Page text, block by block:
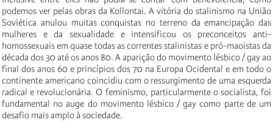
podemos ver pelas obras da Kollontai. A vitória do stalinismo na União
Soviética anulou muitas conquistas no terreno da emancipação das
mulheres e da sexualidade e intensificou os preconceitos anti-
homossexuais em quase todas as correntes stalinistas e pró-maoistas da
década dos 30 até os anos 80. A aparição do movimento lésbico / gay ao
final dos anos 60 e princípios dos 70 na Europa Ocidental e em todo o
continente americano coincidiu com o ressurgimento de uma esquerda
radical e revolucionária. O feminismo, particularmente o socialista, foi
fundamental no auge do movimento lésbico / gay como parte de um
desafio mais amplo à sociedade.